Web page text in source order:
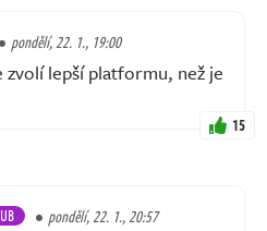
pondělí, 22. 1., 19:00
zvolí lepší platformu, než je
15
pondělí, 22. 1., 20:57